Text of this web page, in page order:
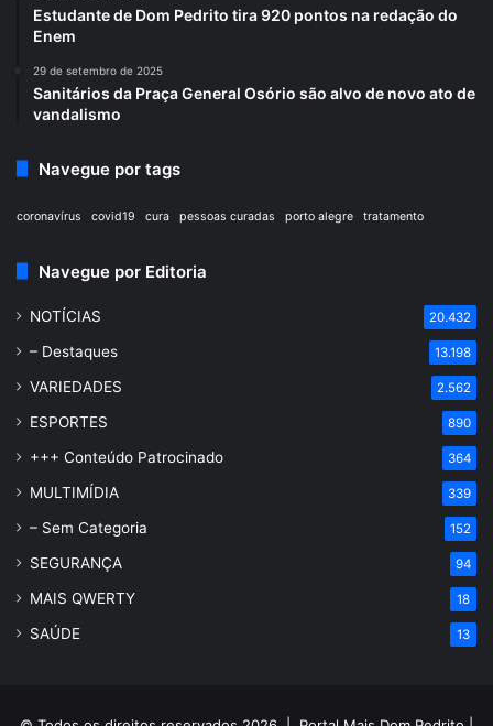
Estudante de Dom Pedrito tira 920 pontos na redação do
Enem
29 de setembro de 2025
Sanitários da Praça General Osório são alvo de novo ato de
vandalismo
Navegue por tags
coronavírus covid19 cura pessoas curadas porto alegre tratamento
Navegue por Editoria
NOTÍCIAS 20.432
– Destaques 13.198
VARIEDADES 2.562
ESPORTES 890
+++ Conteúdo Patrocinado 364
MULTIMÍDIA 339
– Sem Categoria 152
SEGURANÇA 94
MAIS QWERTY 18
SAÚDE 13